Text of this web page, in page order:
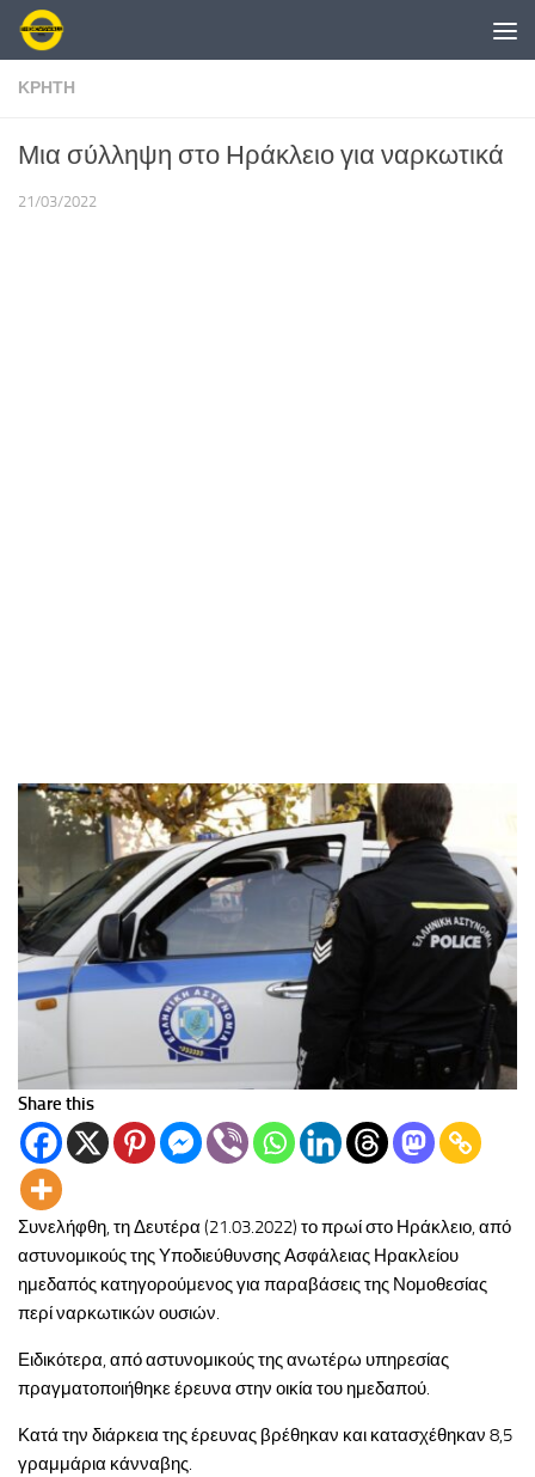
Skip to content
ΚΡΗΤΗ
Μια σύλληψη στο Ηράκλειο για ναρκωτικά
21/03/2022
Share this
Συνελήφθη, τη Δευτέρα (21.03.2022) το πρωί στο Ηράκλειο, από
αστυνομικούς της Υποδιεύθυνσης Ασφάλειας Ηρακλείου
ημεδαπός κατηγορούμενος για παραβάσεις της Νομοθεσίας
περί ναρκωτικών ουσιών.
Ειδικότερα, από αστυνομικούς της ανωτέρω υπηρεσίας
πραγματοποιήθηκε έρευνα στην οικία του ημεδαπού.
Κατά την διάρκεια της έρευνας βρέθηκαν και κατασχέθηκαν 8,5
γραμμάρια κάνναβης.